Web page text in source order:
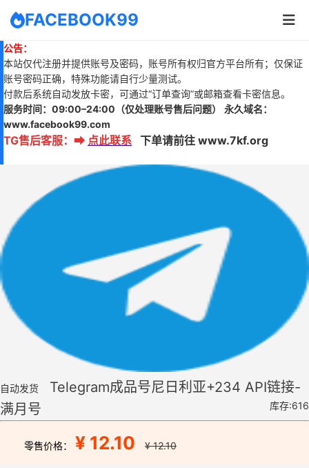
FACEBOOK99
公告：
本站仅代注册并提供账号及密码，账号所有权归官方平台所有；仅保证
账号密码正确，特殊功能请自行少量测试。
付款后系统自动发放卡密，可通过“订单查询”或邮箱查看卡密信息。
服务时间： 09:00–24:00 （仅处理账号售后问题）
永久域名：
www.facebook99.com
TG售后客服： ➡ 点此联系 下单请前往 www.7kf.org
自动发货
Telegram成品号尼日利亚+234 API链接-
满月号
库存:616
零售价格： ¥ 12.10 ¥ 12.10